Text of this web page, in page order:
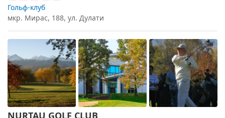
Гольф-клуб
мкр. Мирас, 188, ул. Дулати
NURTAU GOLF CLUB